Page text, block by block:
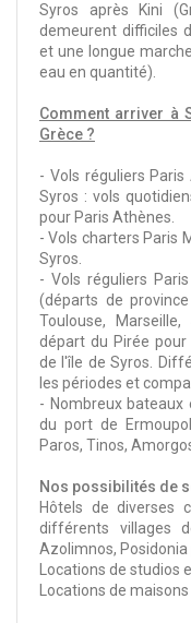
Syros après Kini
demeurent difficiles
et une longue
eau en quantité).
Comment arriver à
Grèce ?
- Vols réguliers
Syros : vols
pour Paris Athènes.
- Vols charters Paris
Syros.
- Vols réguliers
(départs de
Toulouse,
départ du Pirée
de l'île de Syros.
les périodes et
- Nombreux bateaux
du port de
Paros, Tinos,
Nos possibilités de
Hôtels de diverses
différents villages
Azolimnos,
Locations de studios
Locations de